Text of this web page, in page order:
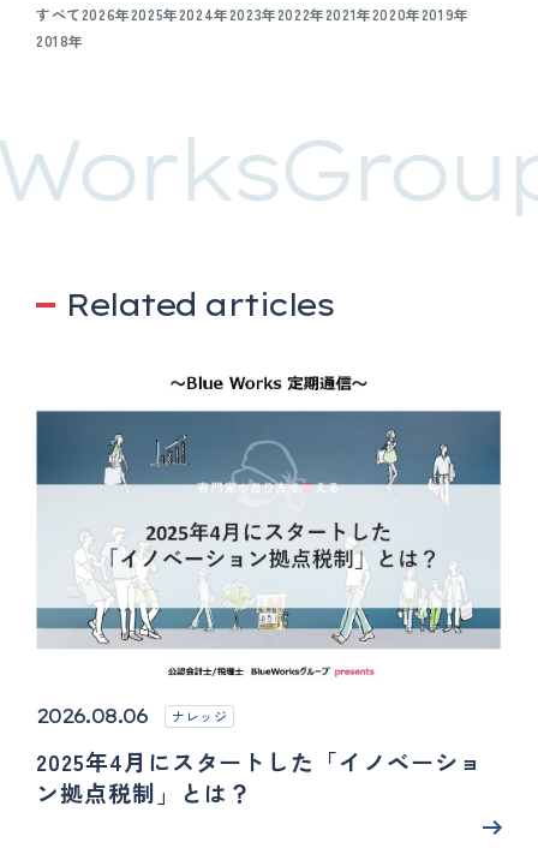
すべて2026年2025年2024年2023年2022年2021年2020年2019年
2018年
Related articles
2026.08.06 ナレッジ
2025年4月にスタートした「イノベーショ
ン拠点税制」とは？